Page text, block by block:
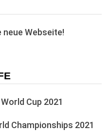
Webseite!
Cup 2021
Championships 2021